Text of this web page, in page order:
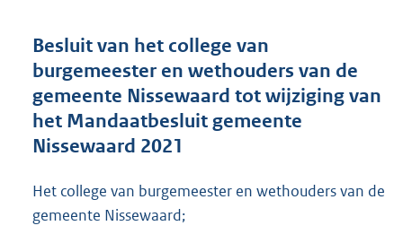
r
o
t
t
1
Besluit van het college van
burgemeester en wethouders van de
gemeente Nissewaard tot wijziging van
het Mandaatbesluit gemeente
Nissewaard 2021
Het college van burgemeester en wethouders van de
gemeente Nissewaard;